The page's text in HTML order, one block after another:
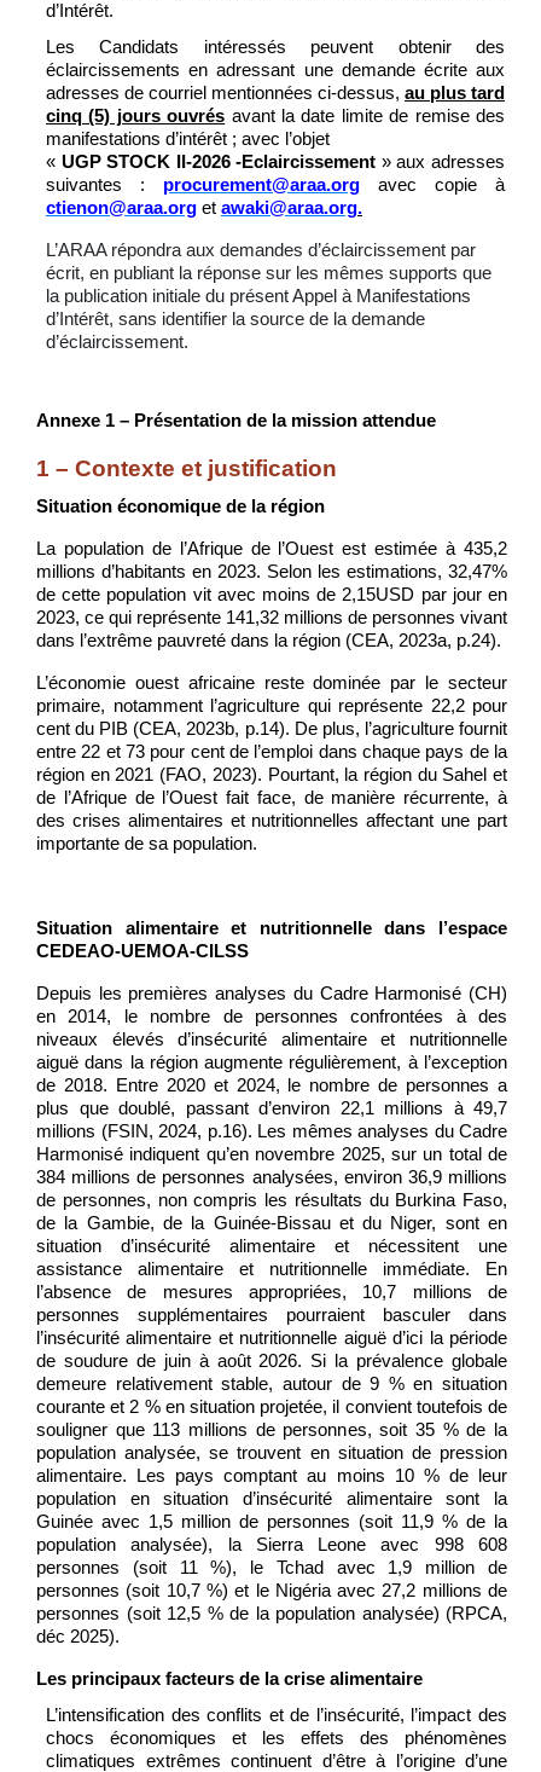
d’Intérêt.
Les Candidats intéressés peuvent obtenir des
éclaircissements en adressant une demande écrite aux
adresses de courriel mentionnées ci-dessus, au plus tard
cinq (5) jours ouvrés avant la date limite de remise des
manifestations d’intérêt ; avec l’objet
« UGP STOCK II-2026 -Eclaircissement » aux adresses
suivantes : procurement@araa.org avec copie à
ctienon@araa.org et awaki@araa.org.
L’ARAA répondra aux demandes d’éclaircissement par
écrit, en publiant la réponse sur les mêmes supports que
la publication initiale du présent Appel à Manifestations
d’Intérêt, sans identifier la source de la demande
d’éclaircissement.
Annexe 1 – Présentation de la mission attendue
1 – Contexte et justification
Situation économique de la région
La population de l’Afrique de l’Ouest est estimée à 435,2
millions d’habitants en 2023. Selon les estimations, 32,47%
de cette population vit avec moins de 2,15USD par jour en
2023, ce qui représente 141,32 millions de personnes vivant
dans l’extrême pauvreté dans la région (CEA, 2023a, p.24).
L’économie ouest africaine reste dominée par le secteur
primaire, notamment l’agriculture qui représente 22,2 pour
cent du PIB (CEA, 2023b, p.14). De plus, l’agriculture fournit
entre 22 et 73 pour cent de l’emploi dans chaque pays de la
région en 2021 (FAO, 2023). Pourtant, la région du Sahel et
de l’Afrique de l’Ouest fait face, de manière récurrente, à
des crises alimentaires et nutritionnelles affectant une part
importante de sa population.
Situation alimentaire et nutritionnelle dans l’espace
CEDEAO-UEMOA-CILSS
Depuis les premières analyses du Cadre Harmonisé (CH)
en 2014, le nombre de personnes confrontées à des
niveaux élevés d’insécurité alimentaire et nutritionnelle
aiguë dans la région augmente régulièrement, à l’exception
de 2018. Entre 2020 et 2024, le nombre de personnes a
plus que doublé, passant d’environ 22,1 millions à 49,7
millions (FSIN, 2024, p.16). Les mêmes analyses du Cadre
Harmonisé indiquent qu’en novembre 2025, sur un total de
384 millions de personnes analysées, environ 36,9 millions
de personnes, non compris les résultats du Burkina Faso,
de la Gambie, de la Guinée-Bissau et du Niger, sont en
situation d’insécurité alimentaire et nécessitent une
assistance alimentaire et nutritionnelle immédiate. En
l’absence de mesures appropriées, 10,7 millions de
personnes supplémentaires pourraient basculer dans
l’insécurité alimentaire et nutritionnelle aiguë d’ici la période
de soudure de juin à août 2026. Si la prévalence globale
demeure relativement stable, autour de 9 % en situation
courante et 2 % en situation projetée, il convient toutefois de
souligner que 113 millions de personnes, soit 35 % de la
population analysée, se trouvent en situation de pression
alimentaire. Les pays comptant au moins 10 % de leur
population en situation d’insécurité alimentaire sont la
Guinée avec 1,5 million de personnes (soit 11,9 % de la
population analysée), la Sierra Leone avec 998 608
personnes (soit 11 %), le Tchad avec 1,9 million de
personnes (soit 10,7 %) et le Nigéria avec 27,2 millions de
personnes (soit 12,5 % de la population analysée) (RPCA,
déc 2025).
Les principaux facteurs de la crise alimentaire
L’intensification des conflits et de l’insécurité, l’impact des
chocs économiques et les effets des phénomènes
climatiques extrêmes continuent d’être à l’origine d’une